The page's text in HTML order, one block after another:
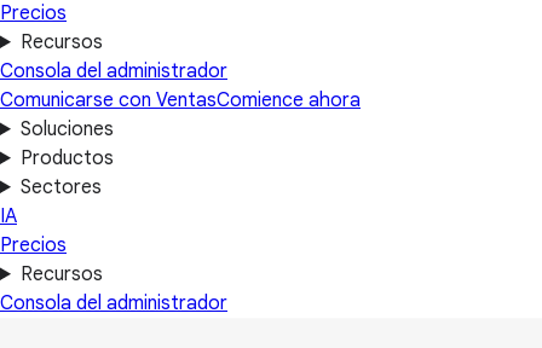
Precios
Recursos
Consola del administrador
Comunicarse con VentasComience ahora
Soluciones
Productos
Sectores
IA
Precios
Recursos
Consola del administrador